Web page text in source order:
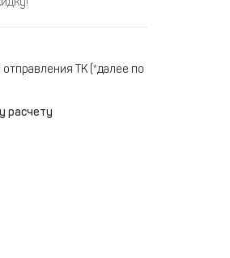
ТК (*далее по
расчету